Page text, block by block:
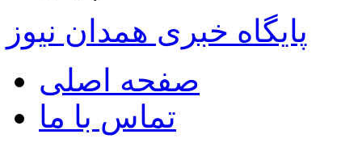
پایگاه خبری همدان نیوز
صفحه اصلی
تماس با ما